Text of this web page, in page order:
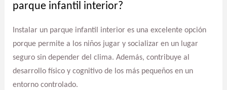
parque infantil interior?
Instalar un parque infantil interior es una excelente opción
porque permite a los niños jugar y socializar en un lugar
seguro sin depender del clima. Además, contribuye al
desarrollo físico y cognitivo de los más pequeños en un
entorno controlado.